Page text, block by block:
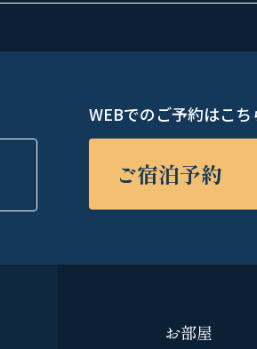
WEBでのご予約はこち
ご宿泊予約
お部屋